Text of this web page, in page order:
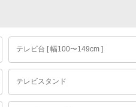
テレビ台 [ 幅100〜149cm ]
テレビスタンド